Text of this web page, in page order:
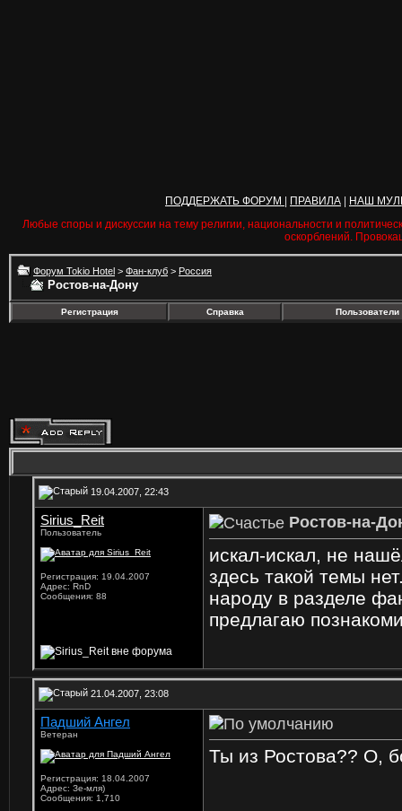
ПОДДЕРЖАТЬ ФОРУМ ПРАВИЛА
НАШ
Любые споры и дискуссии на тему религии, национальности и
оскорблений.
Форум Tokio Hotel > Фан-клуб > Россия
Ростов-на-Дону
Регистрация Справка Пользователи
19.04.2007, 22:43
Sirius_Reit
Пользователь
Регистрация: 19.04.2007
Адрес: RnD
Сообщения: 88
Ростов-на-
искал-искал, не
здесь такой темы
народу в разделе
предлагаю
21.04.2007, 23:08
Падший Ангел
Ветеран
Регистрация: 18.04.2007
Адрес: Зе-мля)
Сообщения: 1,710
Ты из Ростова?? О,